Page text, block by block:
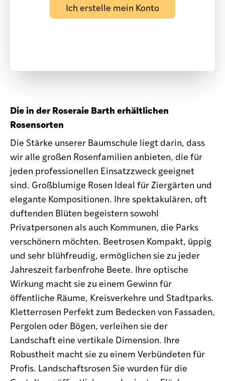
Ich erstelle mein Konto
Die in der Roseraie Barth erhältlichen
Rosensorten
Die Stärke unserer Baumschule liegt darin, dass
wir alle großen Rosenfamilien anbieten, die für
jeden professionellen Einsatzzweck geeignet
sind. Großblumige Rosen Ideal für Ziergärten und
elegante Kompositionen. Ihre spektakulären, oft
duftenden Blüten begeistern sowohl
Privatpersonen als auch Kommunen, die Parks
verschönern möchten. Beetrosen Kompakt, üppig
und sehr blühfreudig, ermöglichen sie zu jeder
Jahreszeit farbenfrohe Beete. Ihre optische
Wirkung macht sie zu einem Gewinn für
öffentliche Räume, Kreisverkehre und Stadtparks.
Kletterrosen Perfekt zum Bedecken von Fassaden,
Pergolen oder Bögen, verleihen sie der
Landschaft eine vertikale Dimension. Ihre
Robustheit macht sie zu einem Verbündeten für
Profis. Landschaftsrosen Sie wurden für die